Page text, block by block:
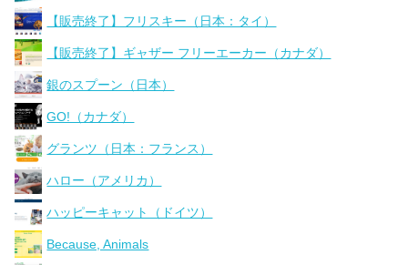
【販売終了】フリスキー（日本：タイ）
【販売終了】ギャザー フリーエーカー（カナダ）
銀のスプーン（日本）
GO!（カナダ）
グランツ（日本：フランス）
ハロー（アメリカ）
ハッピーキャット（ドイツ）
Because, Animals